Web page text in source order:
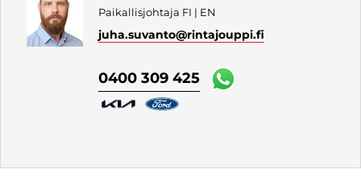
Paikallisjohtaja FI | EN
juha.suvanto@rintajouppi.fi
0400 309 425